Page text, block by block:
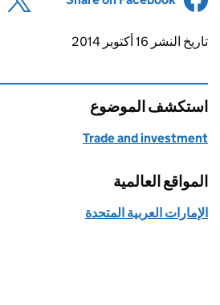
Updates to this page
تاريخ النشر 16 أكتوبر 2014
استكشف الموضوع
Trade and investment
المواقع العالمية
الإمارات العربية المتحدة